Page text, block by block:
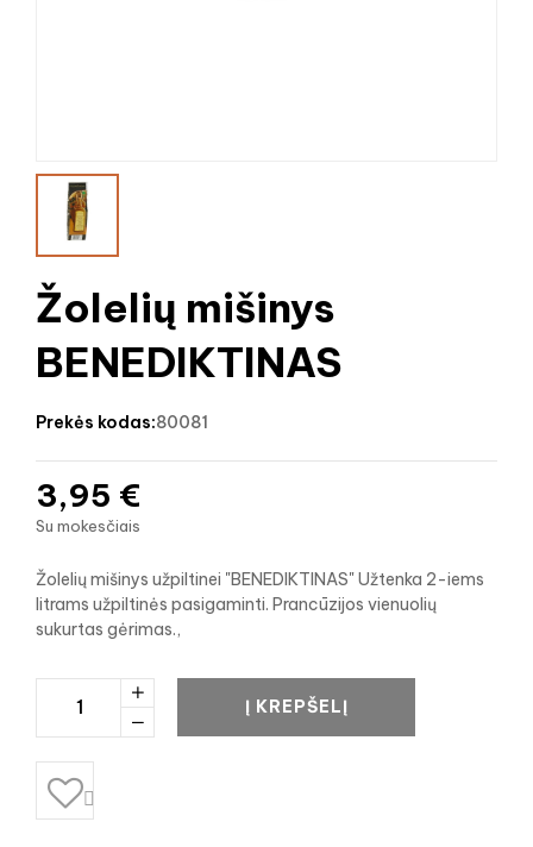
Žolelių mišinys
BENEDIKTINAS
prekės kodas:80081
3,95 €
Su mokesčiais
Žolelių mišinys užpiltinei "BENEDIKTINAS" Užtenka 2-iems
litrams užpiltinės pasigaminti. Prancūzijos vienuolių
sukurtas gėrimas.,
Į KREPŠELĮ
